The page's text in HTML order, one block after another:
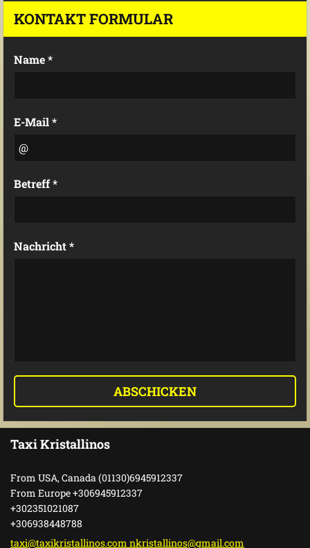
KONTAKT FORMULAR
Name *
E-Mail *
Betreff *
Nachricht *
Taxi Kristallinos
From USA, Canada (01130)6945912337
From Europe +306945912337
+302351021087
+306938448788
taxi@taxikristallinos.com nkristallinos@gmail.com